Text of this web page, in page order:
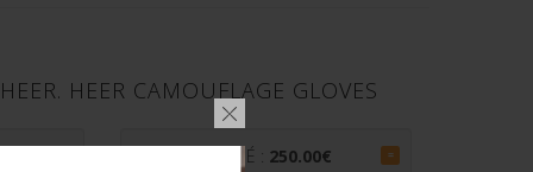
HEER CAMOUFLAGE GLOVES
PRIX ADJUGÉ : 250.00€ =